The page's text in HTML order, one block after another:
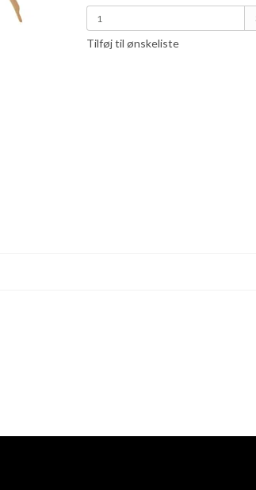
Tilføj til ønskeliste